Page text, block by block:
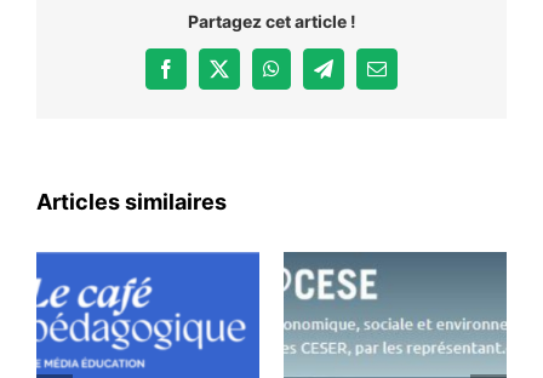
Partagez cet article !
Facebook
X WhatsAppTelegramEmail
Articles similaires